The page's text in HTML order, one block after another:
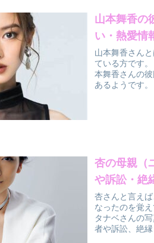
山本舞香の
い・熱愛情
山本舞香さん
ている方です
本舞香さんの
あるようです
杏の母親（
や訴訟・絶
杏さんと言え
なったのを覚
タナベさんの
者や訴訟、絶